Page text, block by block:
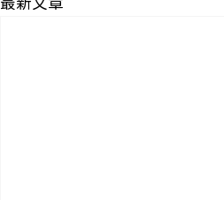
最新文章